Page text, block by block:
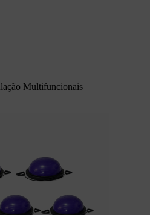
Multifuncionais